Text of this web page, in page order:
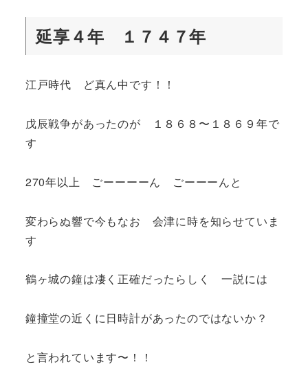
延享４年 １７４７年
江戸時代 ど真ん中です！！
戊辰戦争があったのが １８６８〜１８６９年で
す
270年以上 ごーーーーん ごーーーんと
変わらぬ響で今もなお 会津に時を知らせていま
す
鶴ヶ城の鐘は凄く正確だったらしく 一説には
鐘撞堂の近くに日時計があったのではないか？
と言われています〜！！